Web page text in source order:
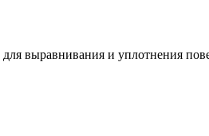
выравнивания и уплотнения